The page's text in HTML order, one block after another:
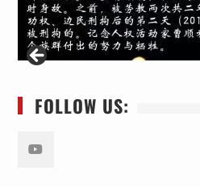
FOLLOW US: